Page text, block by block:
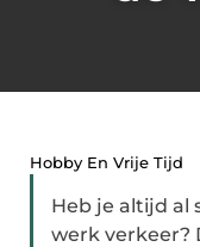
Hobby En Vrije Tijd
Heb je altijd al
werk verkeer?